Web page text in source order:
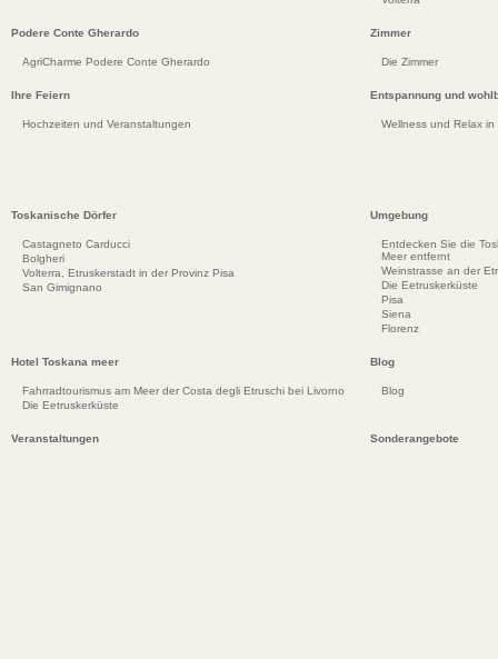
Podere Conte Gherardo
AgriCharme Podere Conte Gherardo
Zimmer
Die Zimmer
Ihre Feiern
Hochzeiten und Veranstaltungen
Entspannung und
Wellness und Relax in
Toskanische Dörfer
Castagneto Carducci
Bolgheri
Volterra, Etruskerstadt in der Provinz Pisa
San Gimignano
Umgebung
Entdecken Sie die
Meer entfernt
Weinstrasse an der
Die Eetruskerküste
Pisa
Siena
Florenz
Hotel Toskana meer
Fahrradtourismus am Meer der Costa degli Etruschi bei Livorno
Die Eetruskerküste
Blog
Blog
Veranstaltungen Sonderangebote